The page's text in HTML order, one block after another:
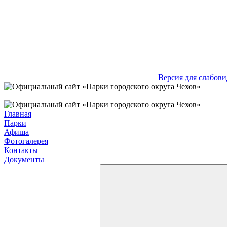
Версия для
Главная
Парки
Афиша
Фотогалерея
Контакты
Документы